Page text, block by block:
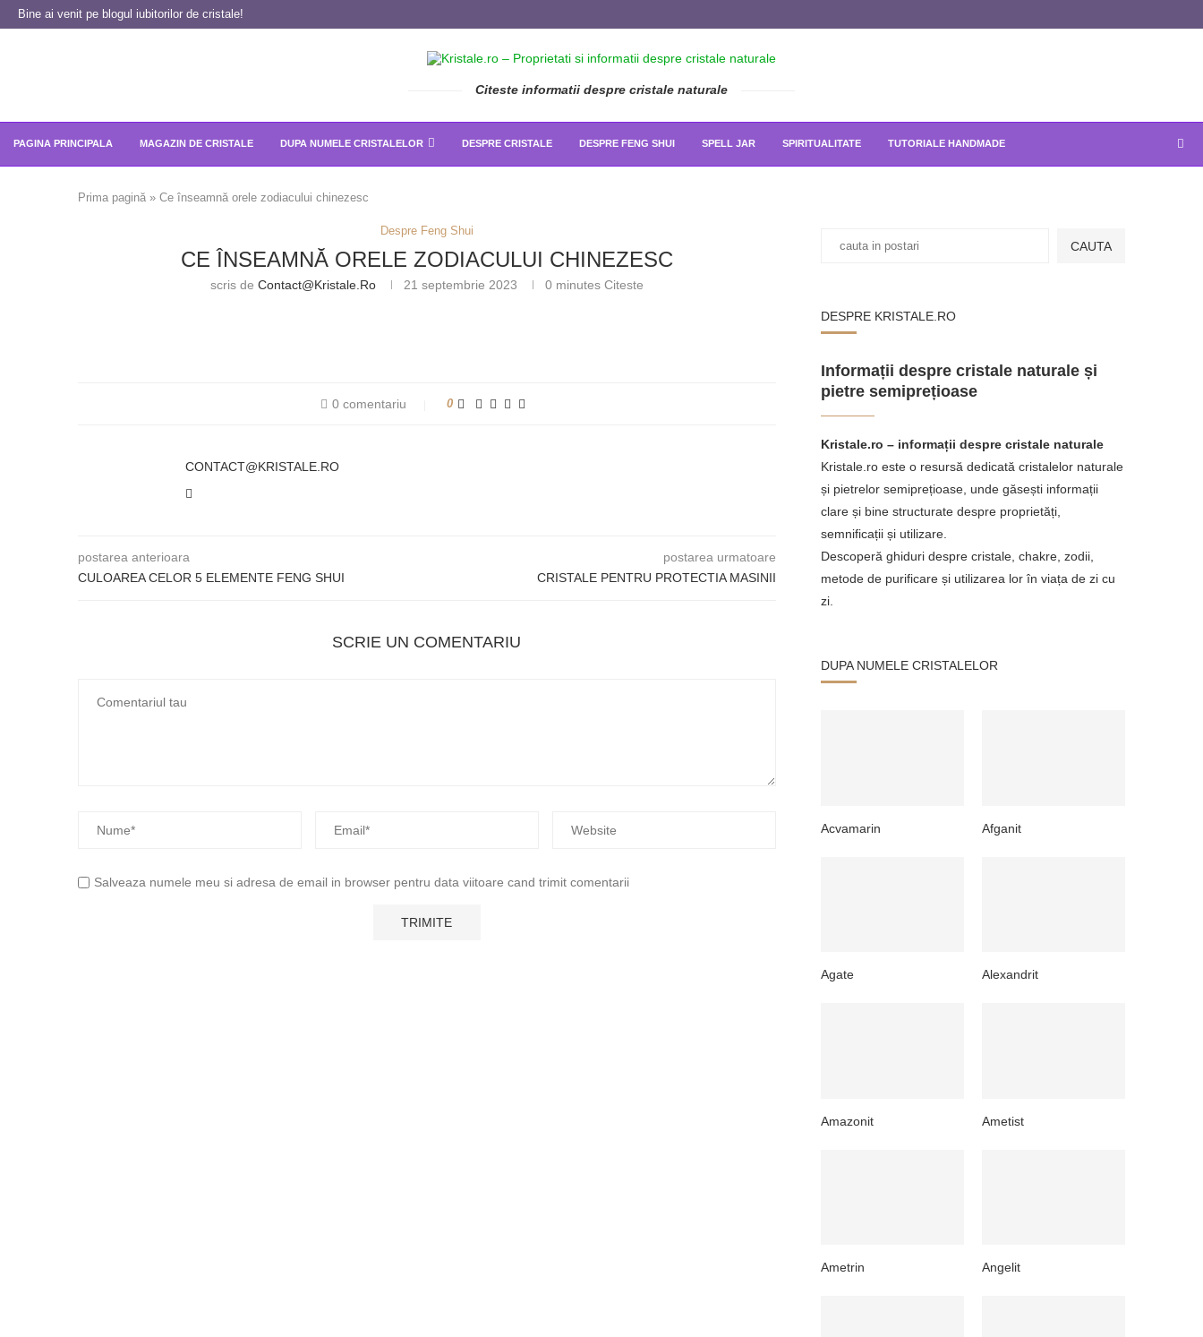
Bine ai venit pe blogul iubitorilor de cristale!
Citeste informatii despre cristale naturale
PAGINA PRINCIPALA MAGAZIN DE CRISTALE DUPA NUMELE CRISTALELOR DESPRE CRISTALE DESPRE FENG SHUI SPELL JAR SPIRITUALITATE TUTORIALE HANDMADE
Prima pagină » Ce înseamnă orele zodiacului chinezesc
Despre Feng Shui
CE ÎNSEAMNĂ ORELE ZODIACULUI CHINEZESC
scris de Contact@kristale.ro 21 septembrie 2023 0 minutes Citeste
0 comentariu 0
CONTACT@KRISTALE.RO
postarea anterioara
CULOAREA CELOR 5 ELEMENTE FENG SHUI
postarea urmatoare
CRISTALE PENTRU PROTECTIA MASINII
SCRIE UN COMENTARIU
Salveaza numele meu si adresa de email in browser pentru data viitoare cand trimit comentarii
CAUTA
DESPRE KRISTALE.RO
Informații despre cristale naturale și
pietre semiprețioase
Kristale.ro – informații despre cristale naturale
Kristale.ro este o resursă dedicată cristalelor naturale
și pietrelor semiprețioase, unde găsești informații
clare și bine structurate despre proprietăți,
semnificații și utilizare.
Descoperă ghiduri despre cristale, chakre, zodii,
metode de purificare și utilizarea lor în viața de zi cu
zi.
DUPA NUMELE CRISTALELOR
Acvamarin Afganit
Agate Alexandrit
Amazonit Ametist
Ametrin Angelit